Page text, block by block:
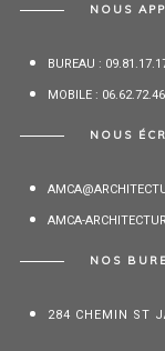
NOUS
BUREAU :
MOBILE :
NOUS
AMCA-
NOS
284 CHEMIN ST